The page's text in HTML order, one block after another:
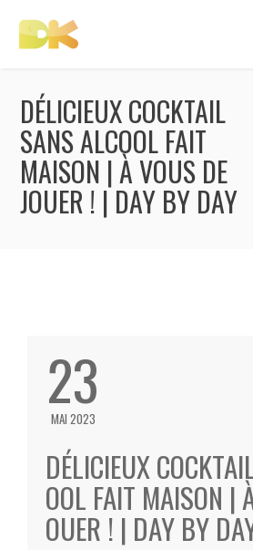
DÉLICIEUX COCKTAIL
SANS ALCOOL FAIT
MAISON | À VOUS DE
JOUER ! | DAY BY DAY
23
MAI 2023
DÉLICIEUX
OOL FAIT MAISON |
OUER ! | DAY BY